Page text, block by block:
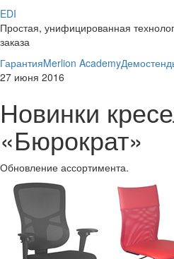
EDI
Простая, унифицированная
заказа
ГарантияMerlion Academy
27 июня 2016
Новинки
«Бюрократ»
Обновление ассортимента.